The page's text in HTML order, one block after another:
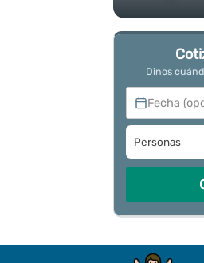
Dinos
Fecha
Personas